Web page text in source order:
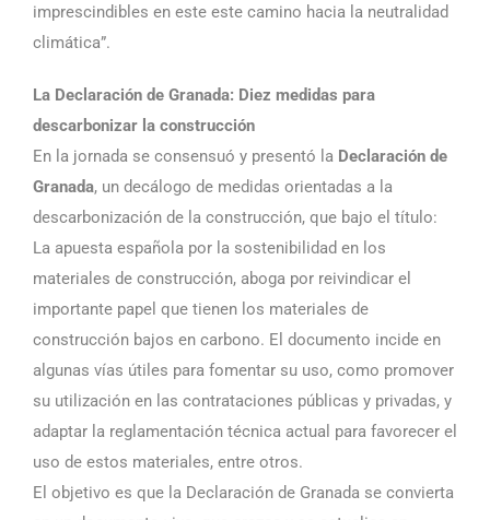
imprescindibles en este este camino hacia la neutralidad
climática”.
La Declaración de Granada: Diez medidas para
descarbonizar la construcción
En la jornada se consensuó y presentó la Declaración de
Granada, un decálogo de medidas orientadas a la
descarbonización de la construcción, que bajo el título:
La apuesta española por la sostenibilidad en los
materiales de construcción, aboga por reivindicar el
importante papel que tienen los materiales de
construcción bajos en carbono. El documento incide en
algunas vías útiles para fomentar su uso, como promover
su utilización en las contrataciones públicas y privadas, y
adaptar la reglamentación técnica actual para favorecer el
uso de estos materiales, entre otros.
El objetivo es que la Declaración de Granada se convierta